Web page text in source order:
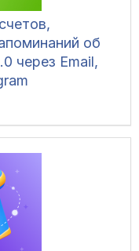
об
через Email,